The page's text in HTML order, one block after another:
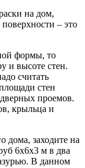
на дом,
– это
формы, то
и высоте стен.
считать
стен
проемов.
крыльца и
дома, заходите на
6х6х3 м в два
В данном